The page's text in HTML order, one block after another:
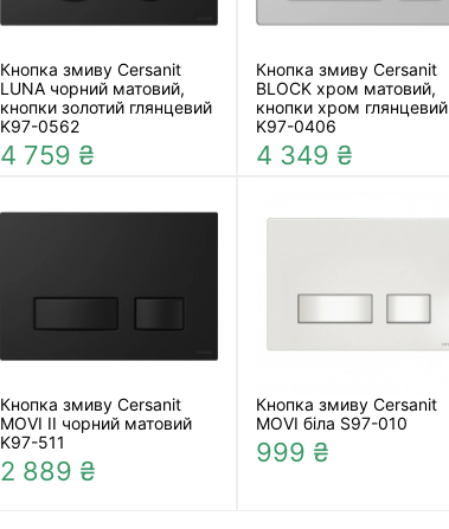
Кнопка змиву Cersanit
LUNA чорний матовий,
кнопки золотий глянцевий
K97-0562
4 759 ₴
Кнопка змиву Cersanit
BLOCK хром матовий,
кнопки хром глянцевий
K97-0406
4 349 ₴
Кнопка змиву Cersanit
MOVI II чорний матовий
K97-511
2 889 ₴
Кнопка змиву Cersanit
MOVI біла S97-010
999 ₴